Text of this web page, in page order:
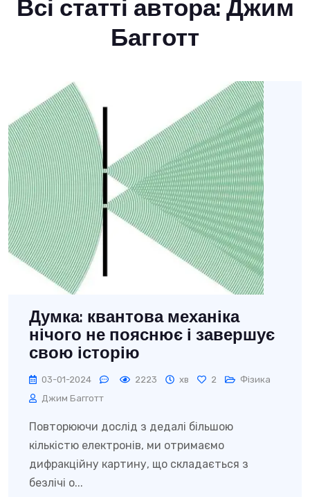
Всі статті автора: Джим
Багготт
Думка: квантова механіка
нічого не пояснює і завершує
свою історію
03-01-2024 2223 хв 2
Фізика
Джим Багготт
Повторюючи дослід з дедалі більшою
кількістю електронів, ми отримаємо
дифракційну картину, що складається з
безлічі о...